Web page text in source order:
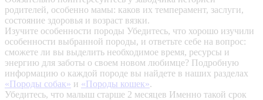
родителей, особенно мамы: каков их темперамент, заслуги,
состояние здоровья и возраст вязки.
Изучите особенности породы Убедитесь, что хорошо изучили
особенности выбранной породы, и ответьте себе на вопрос:
сможете ли вы выделить необходимое время, ресурсы и
энергию для заботы о своем новом любимце? Подробную
информацию о каждой породе вы найдете в наших разделах
«Породы собак» и «Породы кошек».
Убедитесь, что малыш старше 2 месяцев Именно такой срок